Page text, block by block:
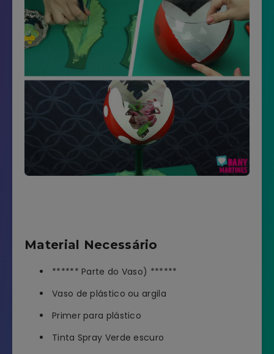
Material Necessário
****** Parte do Vaso) ******
Vaso de plástico ou argila
Primer para plástico
Tinta Spray Verde escuro